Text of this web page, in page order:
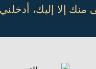
منك إلا إليك،